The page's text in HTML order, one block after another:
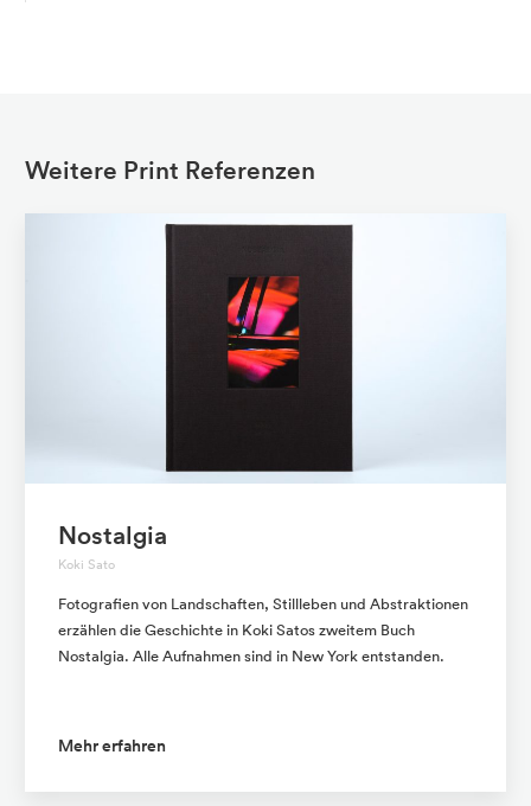
Weitere Print Referenzen
Nostalgia
Koki Sato
Fotografien von Landschaften, Stillleben und Abstraktionen
erzählen die Geschichte in Koki Satos zweitem Buch
Nostalgia. Alle Aufnahmen sind in New York entstanden.
Mehr erfahren